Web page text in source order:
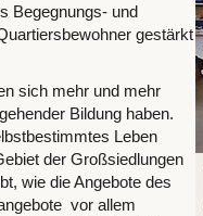
Begegnungs- und
gestärkt
sich mehr und mehr
Bildung haben.
Leben
der Großsiedlungen
wie die Angebote des
vor allem